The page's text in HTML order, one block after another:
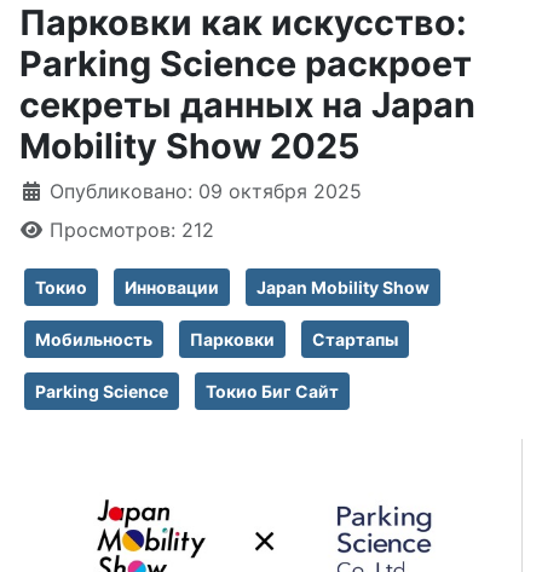
Парковки как искусство:
Parking Science раскроет
секреты данных на Japan
Mobility Show 2025
Информация о материале
Опубликовано: 09 октября 2025
Просмотров: 212
Токио Инновации Japan Mobility Show
Мобильность Парковки Стартапы
Parking Science Токио Биг Сайт